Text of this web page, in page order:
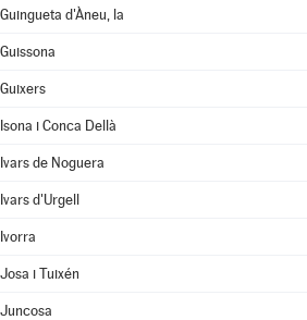
Guingueta d'Àneu, la
Guissona
Guixers
Isona i Conca Dellà
Ivars de Noguera
Ivars d'Urgell
Ivorra
Josa i Tuixén
Juncosa